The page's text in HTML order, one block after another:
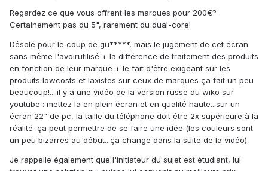
Regardez ce que vous offrent les marques pour 200€?
Certainement pas du 5", rarement du dual-core!
Désolé pour le coup de gu*****, mais le jugement de cet écran
sans même l'avoirutilisé + la différence de traitement des produits
en fonction de leur marque + le fait d'être exigeant sur les
produits lowcosts et laxistes sur ceux de marques ça fait un peu
beaucoup!....il y a une vidéo de la version russe du wiko sur
youtube : mettez la en plein écran et en qualité haute...sur un
écran 22" de pc, la taille du téléphone doit être 2x supérieure à la
réalité :ça peut permettre de se faire une idée (les couleurs sont
un peu bizarres au début...ça change dans la suite de la vidéo)
Je rappelle également que l'initiateur du sujet est étudiant, lui